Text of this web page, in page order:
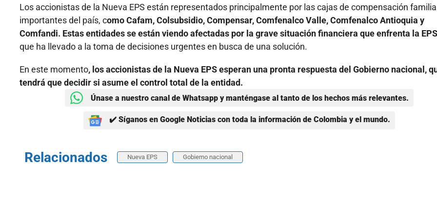
Los accionistas de la Nueva EPS están representados principalmente por las cajas de compensación
importantes del país, como Cafam, Colsubsidio, Compensar, Comfenalco Valle, Comfenalco Antioquia y
Comfandi. Estas entidades se están viendo afectadas por la grave situación financiera que enfrenta la
que ha llevado a la toma de decisiones urgentes en busca de una solución.
En este momento, los accionistas de la Nueva EPS esperan una pronta respuesta del Gobierno nacional,
tendrá que decidir si asume el control total de la entidad.
Únase a nuestro canal de Whatsapp y manténgase al tanto de los hechos más relevantes.
✔️ Síganos en Google Noticias con toda la información de Colombia y el mundo.
Relacionados Nueva EPS Gobierno nacional